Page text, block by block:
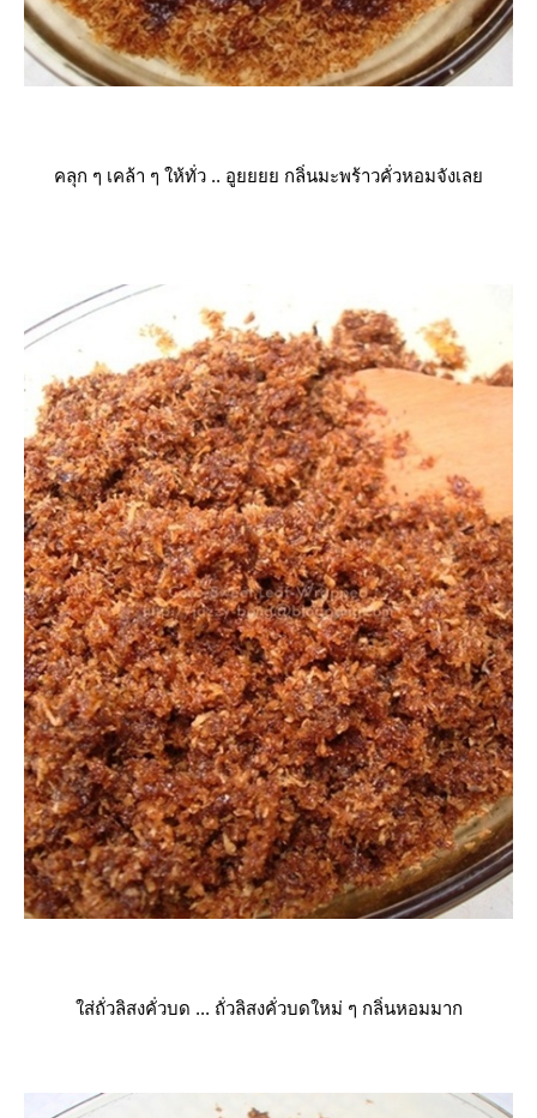
คลุก ๆ เคล้า ๆ ให้ทั่ว .. อูยยยย กลิ่นมะพร้าวคั่วหอมจังเล
ส่ถั่วลิสงคั่วบด ... ถั่วลิสงคั่วบดใหม่ ๆ กลิ่นหอมมาก